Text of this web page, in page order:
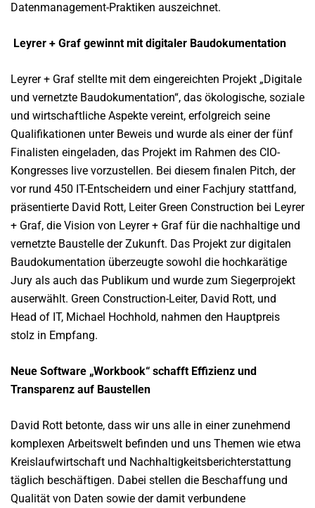
Datenmanagement-Praktiken auszeichnet.
Leyrer + Graf gewinnt mit digitaler Baudokumentation
Leyrer + Graf stellte mit dem eingereichten Projekt „Digitale
und vernetzte Baudokumentation“, das ökologische, soziale
und wirtschaftliche Aspekte vereint, erfolgreich seine
Qualifikationen unter Beweis und wurde als einer der fünf
Finalisten eingeladen, das Projekt im Rahmen des CIO-
Kongresses live vorzustellen. Bei diesem finalen Pitch, der
vor rund 450 IT-Entscheidern und einer Fachjury stattfand,
präsentierte David Rott, Leiter Green Construction bei Leyrer
+ Graf, die Vision von Leyrer + Graf für die nachhaltige und
vernetzte Baustelle der Zukunft. Das Projekt zur digitalen
Baudokumentation überzeugte sowohl die hochkarätige
Jury als auch das Publikum und wurde zum Siegerprojekt
auserwählt. Green Construction-Leiter, David Rott, und
Head of IT, Michael Hochhold, nahmen den Hauptpreis
stolz in Empfang.
Neue Software „Workbook“ schafft Effizienz und
Transparenz auf Baustellen
David Rott betonte, dass wir uns alle in einer zunehmend
komplexen Arbeitswelt befinden und uns Themen wie etwa
Kreislaufwirtschaft und Nachhaltigkeitsberichterstattung
täglich beschäftigen. Dabei stellen die Beschaffung und
Qualität von Daten sowie der damit verbundene